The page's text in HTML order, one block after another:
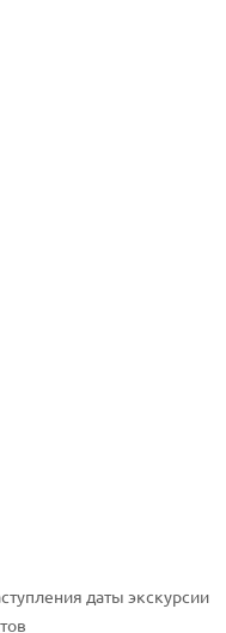
даты экскурсии